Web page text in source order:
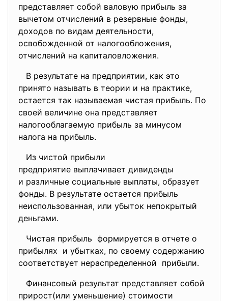
представляет собой валовую прибыль за
вычетом отчислений в резервные фонды,
доходов по видам деятельности,
освобожденной от налогообложения,
отчислений на капиталовложения.
В результате на предприятии, как это
принято называть в теории и на практике,
остается так называемая чистая прибыль. По
своей величине она представляет
налогооблагаемую прибыль за минусом
налога на прибыль.
Из чистой прибыли
предприятие выплачивает дивиденды
и различные социальные выплаты, образует
фонды. В результате остается прибыль
неиспользованная, или убыток непокрытый
деньгами.
Чистая прибыль формируется в отчете о
прибылях и убытках, по своему содержанию
соответствует нераспределенной прибыли.
Финансовый результат представляет собой
прирост(или уменьшение) стоимости